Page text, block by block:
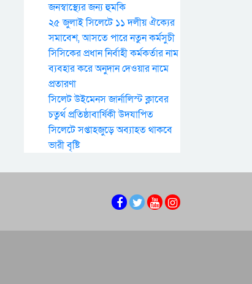
জনস্বাস্থ্যের জন্য হুমকি
২৫ জুলাই সিলেটে ১১ দলীয় ঐক্যের
সমাবেশ, আসতে পারে নতুন কর্মসুচী
সিসিকের প্রধান নির্বাহী কর্মকর্তার নাম
ব্যবহার করে অনুদান দেওয়ার নামে
প্রতারণা
সিলেট উইমেনস জার্নালিস্ট ক্লাবের
চতুর্থ প্রতিষ্ঠাবার্ষিকী উদযাপিত
সিলেটে সপ্তাহজুড়ে অব্যাহত থাকবে
ভারী বৃষ্টি